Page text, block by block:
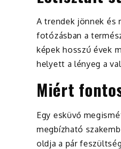
A trendek jönnek és
fotózásban a
képek hosszú évek
helyett a lényeg a
Miért
Egy esküvő
megbízható
oldja a pár